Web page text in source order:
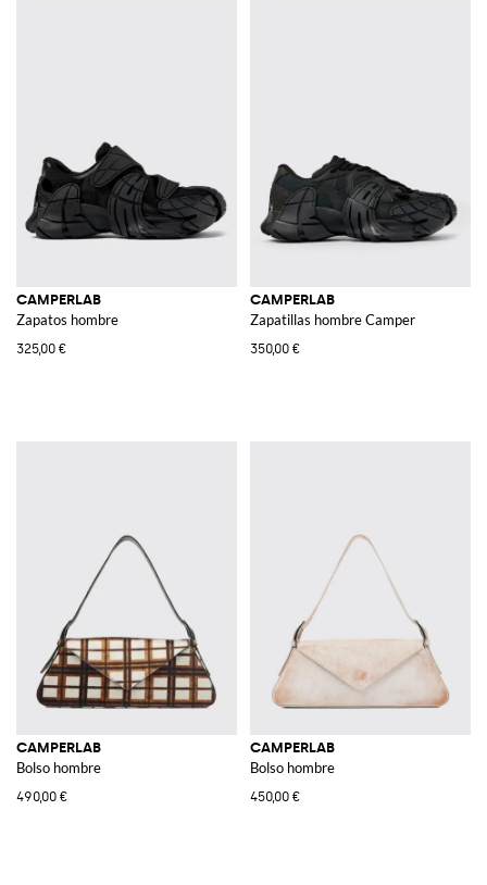
CAMPERLAB
Zapatos hombre
325,00 €
CAMPERLAB
Zapatillas hombre Camper
350,00 €
CAMPERLAB
Bolso hombre
490,00 €
CAMPERLAB
Bolso hombre
450,00 €